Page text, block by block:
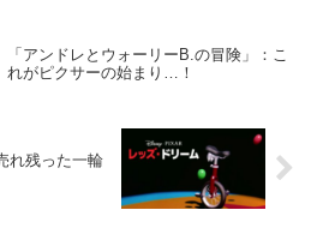
「アンドレとウォーリーB.の冒険」：こ
れがピクサーの始まり…！
れ残った一輪